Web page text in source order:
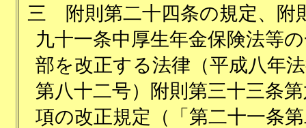
三
附則第二十四条の規定、附
九十一条中厚生年金保険法等
部を改正する法律（平成八年
第八十二号）附則第三十三条
項の改正規定（「第二十一条